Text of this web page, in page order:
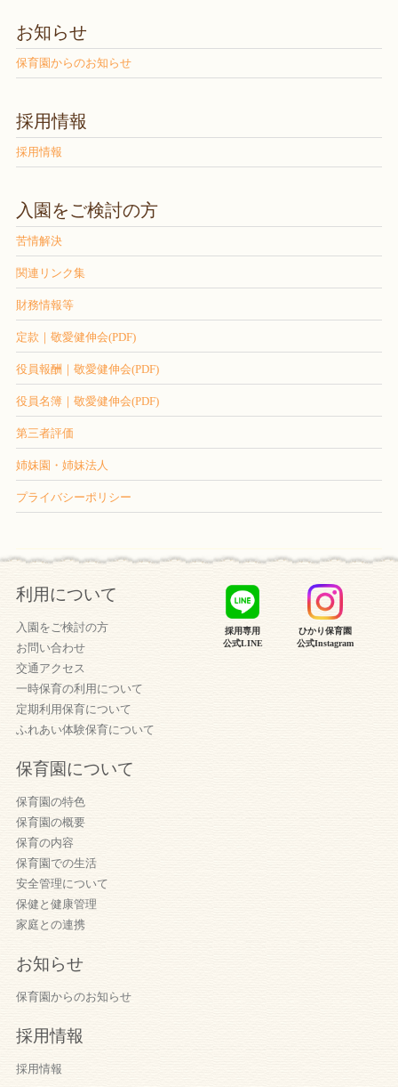
お知らせ
保育園からのお知らせ
採用情報
採用情報
入園をご検討の方
苦情解決
関連リンク集
財務情報等
定款｜敬愛健伸会(PDF)
役員報酬｜敬愛健伸会(PDF)
役員名簿｜敬愛健伸会(PDF)
第三者評価
姉妹園・姉妹法人
プライバシーポリシー
採用専用
公式LINE
ひかり保育園
公式Instagram
利用について
入園をご検討の方
お問い合わせ
交通アクセス
一時保育の利用について
定期利用保育について
ふれあい体験保育について
保育園について
保育園の特色
保育園の概要
保育の内容
保育園での生活
安全管理について
保健と健康管理
家庭との連携
お知らせ
保育園からのお知らせ
採用情報
採用情報